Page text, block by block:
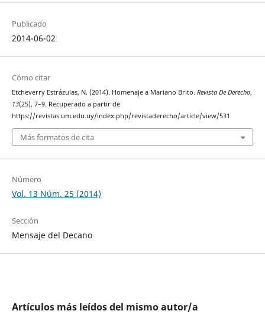
Publicado
2014-06-02
Cómo citar
Etcheverry Estrázulas, N. (2014). Homenaje a Mariano Brito. Revista De Derecho,
13(25), 7–9. Recuperado a partir de
https://revistas.um.edu.uy/index.php/revistaderecho/article/view/531
Más formatos de cita
Número
Vol. 13 Núm. 25 (2014)
Sección
Mensaje del Decano
Artículos más leídos del mismo autor/a